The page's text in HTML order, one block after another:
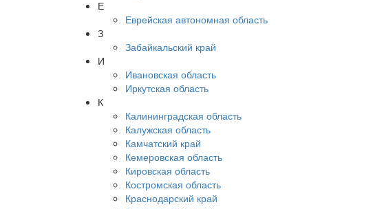
Е
Еврейская автономная область
З
Забайкальский край
И
Ивановская область
Иркутская область
К
Калининградская область
Калужская область
Камчатский край
Кемеровская область
Кировская область
Костромская область
Краснодарский край